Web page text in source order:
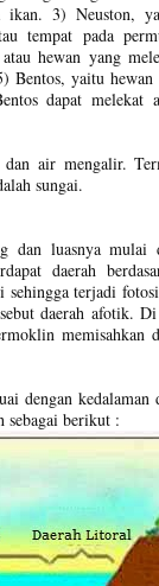
3) Neuston,
tempat pada
hewan yang
Bentos, yaitu
dapat melekat
air mengalir.
sungai.
dan luasnya mulai
daerah
terjadi
daerah afotik.
memisahkan
dengan
sebagai berikut :